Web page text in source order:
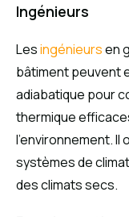
Ingénieurs
Lesingénieursen
bâtiment peuvent
adiabatique pour
thermique
l’environnement.
systèmes de
des climats secs.